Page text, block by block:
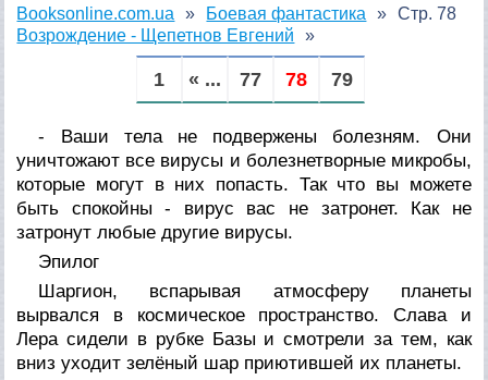
Booksonline.com.ua
Боевая фантастика
Возрождение - Щепетнов Евгений
Стр. 78
1 « ... 77 78 79
- Ваши тела не подвержены болезням. Они
уничтожают все вирусы и болезнетворные микробы,
которые могут в них попасть. Так что вы можете
быть спокойны - вирус вас не затронет. Как не
затронут любые другие вирусы.
Эпилог
Шаргион, вспарывая атмосферу планеты
вырвался в космическое пространство. Слава и
Лера сидели в рубке Базы и смотрели за тем, как
вниз уходит зелёный шар приютившей их планеты.